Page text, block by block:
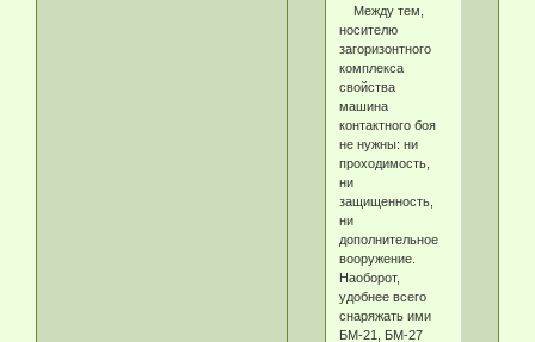
Между тем,
носителю
загоризонтного
комплекса
свойства
машина
контактного боя
не нужны: ни
проходимость,
ни
защищенность,
ни
дополнительное
вооружение.
Наоборот,
удобнее всего
снаряжать ими
БМ-21, БМ-27